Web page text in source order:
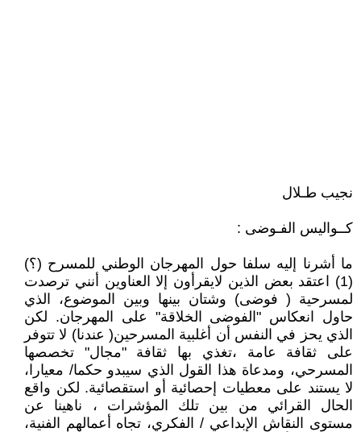
نجيب طـلال
كــواليس الفـوضى :
ما أشرنا إليه سلفا حول المهرجان الوطني للمسرح (؟)
(1) اعتقد بعض الذين لايقرأون إلا العناوين أنني ترصدت
لمسرحية ( فوضى) وشتان بينها وبين الموضوع، الذي
حاول انعكاس "الفوضى الخلاقة" على المهرجان. لكن
الذي يحز في النفس أن أغلبية المسرحين( عندنا) لا تتوفر
على ثقافة عامة ،تغذي بها ثقافة "مجال" تخصصها
المسرحي، ومدعاة هذا القول الذي سيبدو حكما/ معيارا،
لا يستند على معطيات إحصائية أو استقصائية. لكن واقع
الحال القرائي من بين تلك المؤشرات ، ناهينا عن
مستوى النقاش الإبداعي / الفكري، تجاه أعمالهم الفنية،